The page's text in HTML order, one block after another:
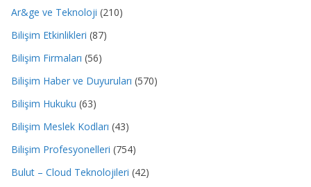
Ar&ge ve Teknoloji (210)
Bilişim Etkinlikleri (87)
Bilişim Firmaları (56)
Bilişim Haber ve Duyuruları (570)
Bilişim Hukuku (63)
Bilişim Meslek Kodları (43)
Bilişim Profesyonelleri (754)
Bulut – Cloud Teknolojileri (42)